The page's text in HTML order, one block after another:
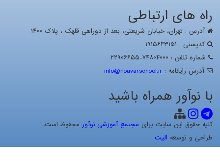
راه های ارتباطی
آدرس : تهران، خيابان شریعتی، بعد از دوراهی قلهک ، پلاک ۱۴۰۰
کدپستی : ۱۹۱۵۶۴۳۱۵۱
شماره تلفن : ۷۴۸۰۴۰۰۰-۲۲۹۰۶۶۵۵
آدرس رايانامه : info@noavarschool.ir
با نوآور همراه باشید
کلیه حقوق این سایت برای مجتمع آموزشی نوآور محفوظ است.
طراحی و توسعه الیت